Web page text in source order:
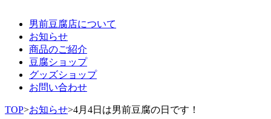
男前豆腐店について
お知らせ
商品のご紹介
豆腐ショップ
グッズショップ
お問い合わせ
TOP>お知らせ>4月4日は男前豆腐の日です！